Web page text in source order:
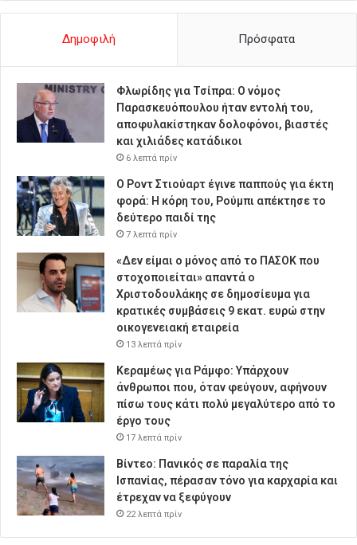
Δημοφιλή Πρόσφατα
Φλωρίδης για Τσίπρα: Ο νόμος
Παρασκευόπουλου ήταν εντολή του,
αποφυλακίστηκαν δολοφόνοι, βιαστές
και χιλιάδες κατάδικοι
6 λεπτά πρίν
Ο Ροντ Στιούαρτ έγινε παππούς για έκτη
φορά: Η κόρη του, Ρούμπι απέκτησε το
δεύτερο παιδί της
7 λεπτά πρίν
«Δεν είμαι ο μόνος από το ΠΑΣΟΚ που
στοχοποιείται» απαντά ο
Χριστοδουλάκης σε δημοσίευμα για
κρατικές συμβάσεις 9 εκατ. ευρώ στην
οικογενειακή εταιρεία
13 λεπτά πρίν
Κεραμέως για Ράμφο: Υπάρχουν
άνθρωποι που, όταν φεύγουν, αφήνουν
πίσω τους κάτι πολύ μεγαλύτερο από το
έργο τους
17 λεπτά πρίν
Βίντεο: Πανικός σε παραλία της
Ισπανίας, πέρασαν τόνο για καρχαρία και
έτρεχαν να ξεφύγουν
22 λεπτά πρίν